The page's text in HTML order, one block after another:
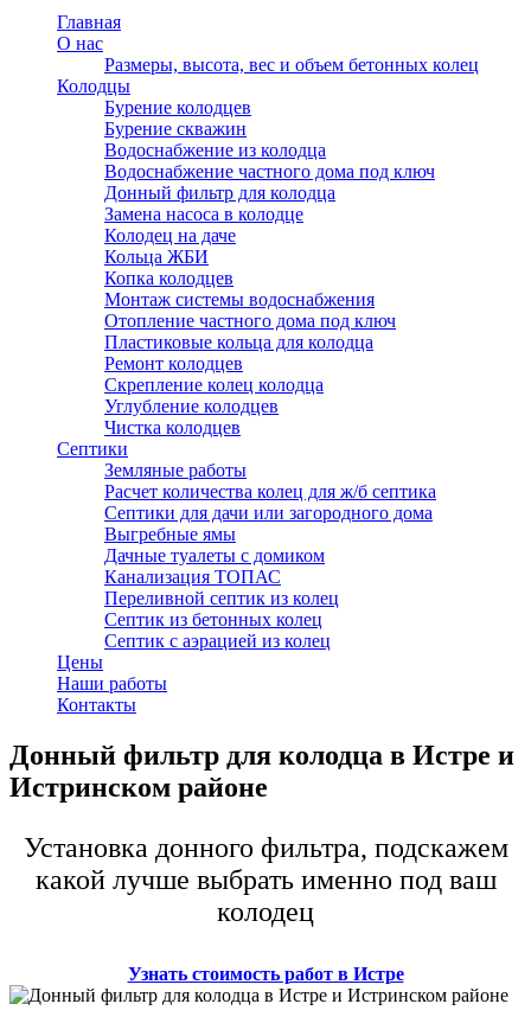
Главная
О нас
Размеры, высота, вес и объем бетонных колец
Колодцы
Бурение колодцев
Бурение скважин
Водоснабжение из колодца
Водоснабжение частного дома под ключ
Донный фильтр для колодца
Замена насоса в колодце
Колодец на даче
Кольца ЖБИ
Копка колодцев
Монтаж системы водоснабжения
Отопление частного дома под ключ
Пластиковые кольца для колодца
Ремонт колодцев
Скрепление колец колодца
Углубление колодцев
Чистка колодцев
Септики
Земляные работы
Расчет количества колец для ж/б септика
Септики для дачи или загородного дома
Выгребные ямы
Дачные туалеты с домиком
Канализация ТОПАС
Переливной септик из колец
Септик из бетонных колец
Септик с аэрацией из колец
Цены
Наши работы
Контакты
Донный фильтр для колодца в Истре и
Истринском районе
Установка донного фильтра, подскажем
какой лучше выбрать именно под ваш
колодец
Узнать стоимость работ в Истре